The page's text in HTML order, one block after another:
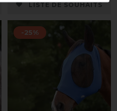
LISTE DE SOUHAITS
-25%